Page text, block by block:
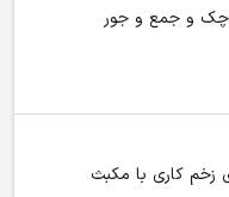
و جمع و جور
زخم کاری با مکبث